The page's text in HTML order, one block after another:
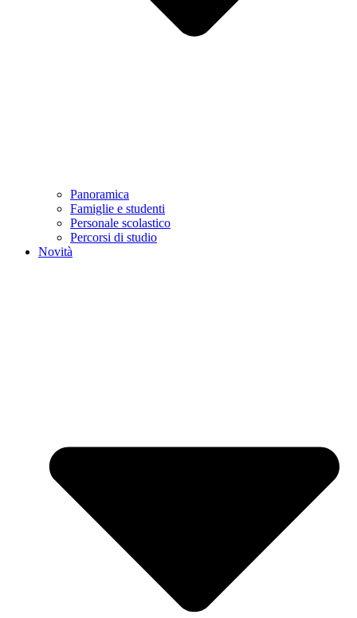
Panoramica
Famiglie e studenti
Personale scolastico
Percorsi di studio
Novità